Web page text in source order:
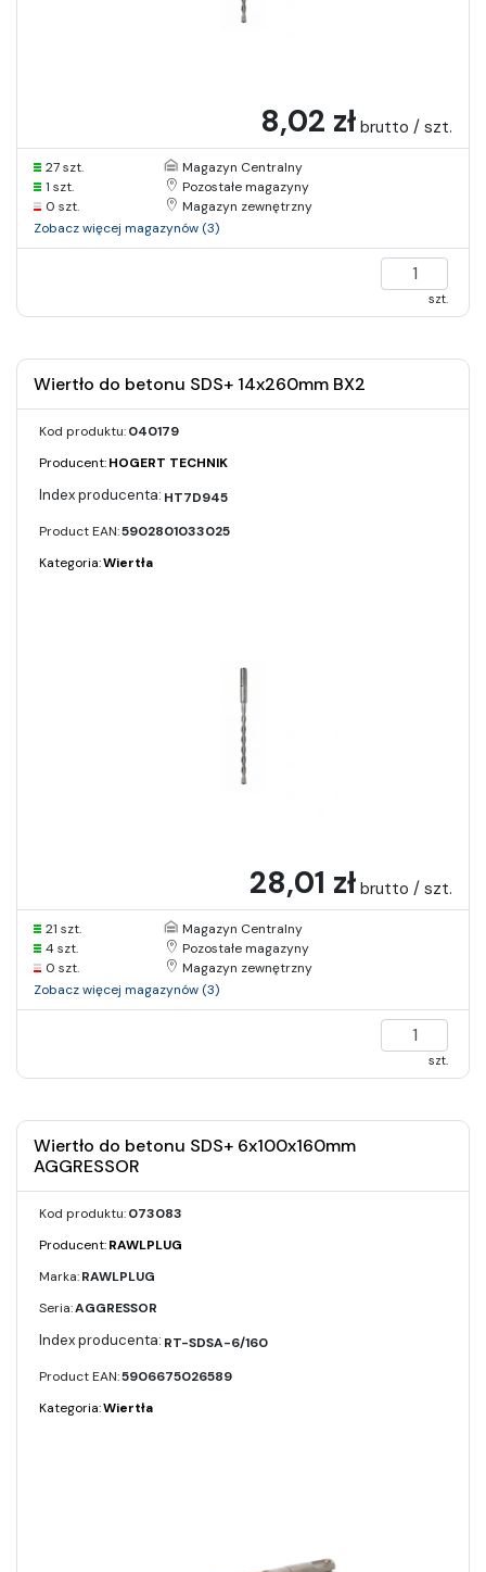
8,02 zł brutto / szt.
27 szt.
Magazyn Centralny
1 szt.
Pozostałe magazyny
0 szt.
Magazyn zewnętrzny
Zobacz więcej magazynów (3)
szt.
Wiertło do betonu SDS+ 14x260mm BX2
Kod produktu:040179
Producent:HOGERT TECHNIK
HT7D945
Product EAN:5902801033025
Kategoria:Wiertła
28,01 zł brutto / szt.
21 szt.
Magazyn Centralny
4 szt.
Pozostałe magazyny
0 szt.
Magazyn zewnętrzny
Zobacz więcej magazynów (3)
szt.
Wiertło do betonu SDS+ 6x100x160mm
AGGRESSOR
Kod produktu:073083
Producent:RAWLPLUG
Marka:RAWLPLUG
Seria:AGGRESSOR
RT-SDSA-6/160
Product EAN:5906675026589
Kategoria:Wiertła